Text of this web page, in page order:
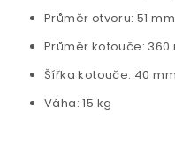
Průměr otvoru: 51 mm
Průměr kotouče: 360
Šířka kotouče: 40 mm
Váha: 15 kg